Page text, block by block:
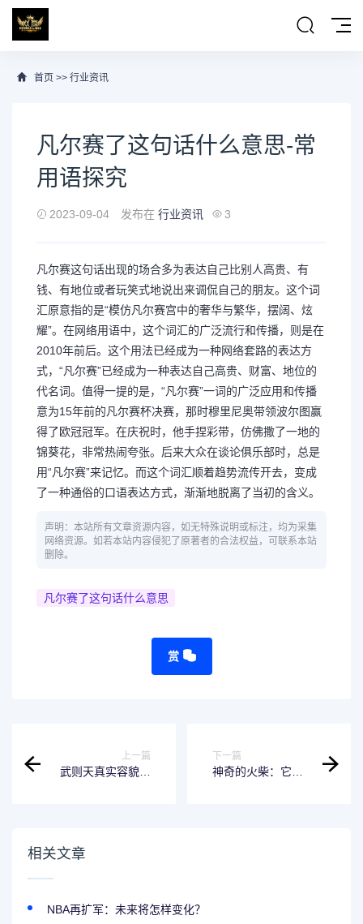
首页 >> 行业资讯
凡尔赛了这句话什么意思-常
用语探究
2023-09-04 发布在 行业资讯 3
凡尔赛这句话出现的场合多为表达自己比别人高贵、有
钱、有地位或者玩笑式地说出来调侃自己的朋友。这个词
汇原意指的是“模仿凡尔赛宫中的奢华与繁华，摆阔、炫
耀”。在网络用语中，这个词汇的广泛流行和传播，则是在
2010年前后。这个用法已经成为一种网络套路的表达方
式，“凡尔赛”已经成为一种表达自己高贵、财富、地位的
代名词。值得一提的是，“凡尔赛”一词的广泛应用和传播
意为15年前的凡尔赛杯决赛，那时穆里尼奥带领波尔图赢
得了欧冠冠军。在庆祝时，他手捏彩带，仿佛撒了一地的
锦葵花，非常热闹夸张。后来大众在谈论俱乐部时，总是
用“凡尔赛”来记忆。而这个词汇顺着趋势流传开去，变成
了一种通俗的口语表达方式，渐渐地脱离了当初的含义。
声明：本站所有文章资源内容，如无特殊说明或标注，均为采集
网络资源。如若本站内容侵犯了原著者的合法权益，可联系本站
删除。
凡尔赛了这句话什么意思
赏
上一篇
武则天真实容貌复
下一篇
神奇的火柴：它是
相关文章
NBA再扩军：未来将怎样变化？